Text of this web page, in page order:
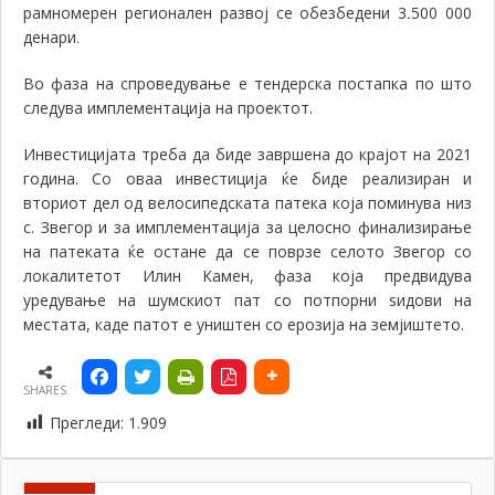
рамномерен регионален развој се обезбедени 3.500 000
денари.
Во фаза на спроведување е тендерска постапка по што
следува имплементација на проектот.
Инвестицијата треба да биде завршена до крајот на 2021
година. Со оваа инвестиција ќе биде реализиран и
вториот дел од велосипедската патека која поминува низ
с. Звегор и за имплементација за целосно финализирање
на патеката ќе остане да се поврзе селото Звегор со
локалитетот Илин Камен, фаза која предвидува
уредување на шумскиот пат со потпорни ѕидови на
местата, каде патот е уништен со ерозија на земјиштето.
SHARES
Прегледи: 1.909